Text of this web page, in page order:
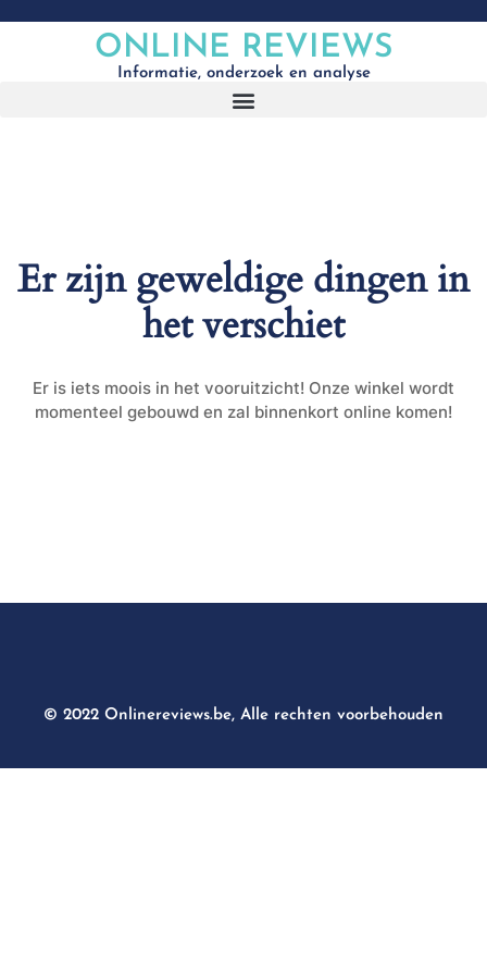
ONLINE REVIEWS
Informatie, onderzoek en analyse
Er zijn geweldige dingen in
het verschiet
Er is iets moois in het vooruitzicht! Onze winkel wordt
momenteel gebouwd en zal binnenkort online komen!
© 2022 Onlinereviews.be, Alle rechten voorbehouden